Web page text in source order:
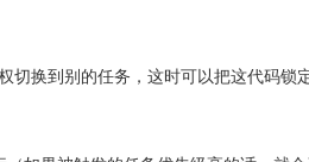
切换到别的任务，这时可以把这代码锁